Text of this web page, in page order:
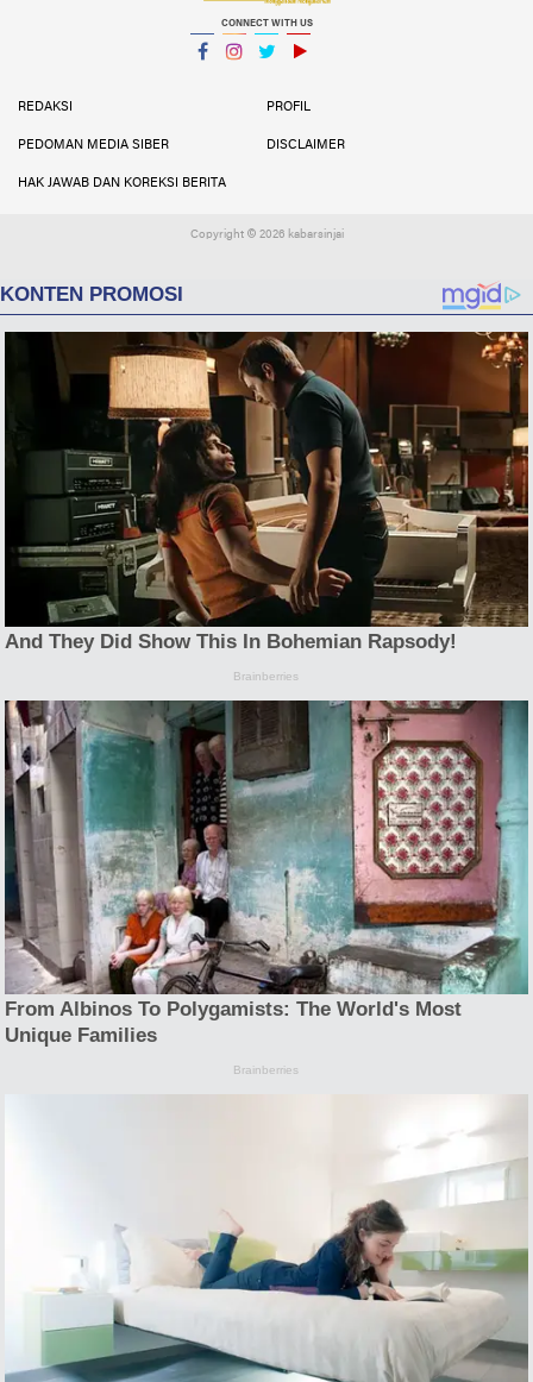
CONNECT WITH US
REDAKSI
PROFIL
PEDOMAN MEDIA SIBER DISCLAIMER
HAK JAWAB DAN KOREKSI BERITA
Copyright © 2026 kabarsinjai